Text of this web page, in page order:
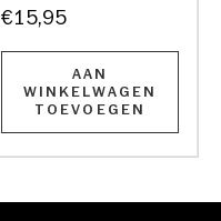
€15,95
AAN
WINKELWAGEN
TOEVOEGEN